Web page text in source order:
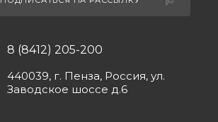
8 (8412) 205-200
440039, г. Пенза, Россия, ул.
Заводское шоссе д.6